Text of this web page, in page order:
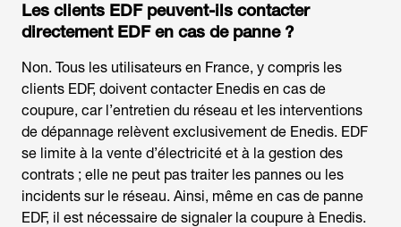
Les clients EDF peuvent-ils contacter
directement EDF en cas de panne ?
Non. Tous les utilisateurs en France, y compris les
clients EDF, doivent contacter Enedis en cas de
coupure, car l’entretien du réseau et les interventions
de dépannage relèvent exclusivement de Enedis. EDF
se limite à la vente d’électricité et à la gestion des
contrats ; elle ne peut pas traiter les pannes ou les
incidents sur le réseau. Ainsi, même en cas de panne
EDF, il est nécessaire de signaler la coupure à Enedis.